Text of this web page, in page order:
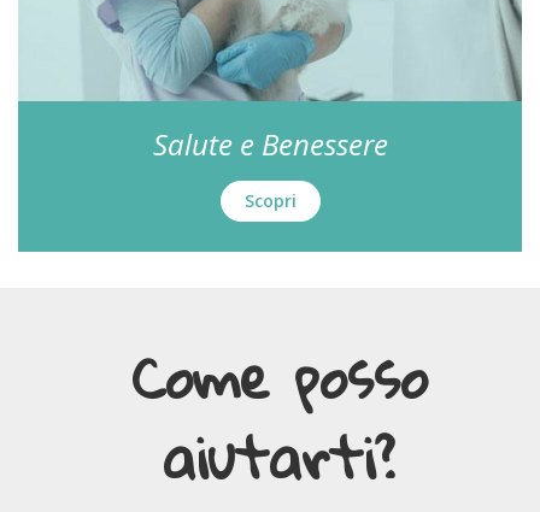
Salute e Benessere
Scopri
Come posso
aiutarti?